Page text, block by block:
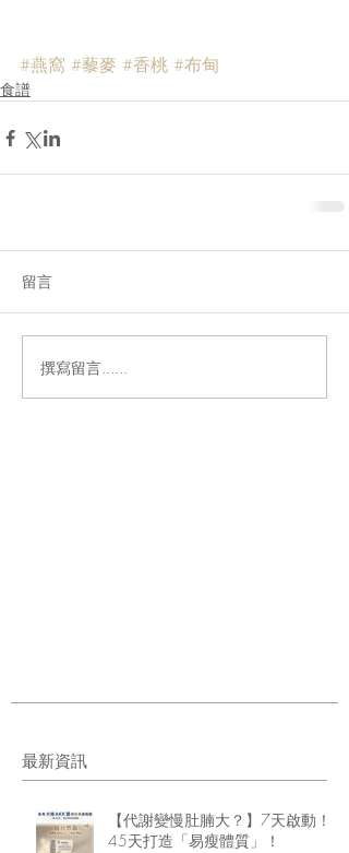
#燕窩 #藜麥 #香桃 #布甸
食譜
留言
撰寫留言......
最新資訊
【代謝變慢肚腩大？】7天啟動！
45天打造「易瘦體質」！